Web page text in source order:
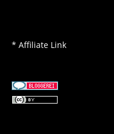
* Affiliate Link